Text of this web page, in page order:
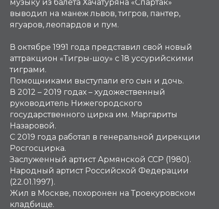
музыку из балета Хачатуряна «Спартак»
выводил на манеж львов, тигров, пантер,
ягуаров, леопардов и пум.
В октябре 1991 года представил свой новый
аттракцион «Тигры-шоу» с 18 уссурийскими
тиграми.
Помощниками выступали его сын и дочь.
В 2012 – 2019 годах – художественный
руководитель Нижегородского
государственного цирка им. Маргариты
Назаровой.
С 2019 года работал в генеральной дирекции
Росгосцирка.
Заслуженный артист Армянской ССР (1980).
Народный артист Российской Федерации
(22.01.1997).
Жил в Москве, похоронен на Троекуровском
кладбище.